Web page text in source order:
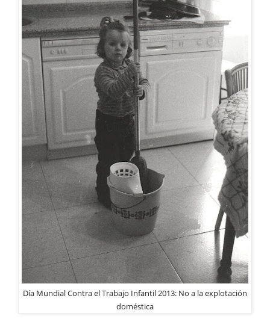
Día Mundial Contra el Trabajo Infantil 2013: No a la explotación
doméstica